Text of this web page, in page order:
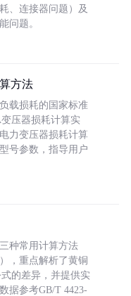
、连接器问题）及
问题。
方法
载损耗的国家标准
变压器损耗计算实
力变压器损耗计算
号参数，指导用户
种常用计算方法
，重点解析了黄铜
的差异，并提供实
据参考GB/T 4423-